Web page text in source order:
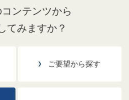
ンテンツから
てみますか？
ご要望から探す